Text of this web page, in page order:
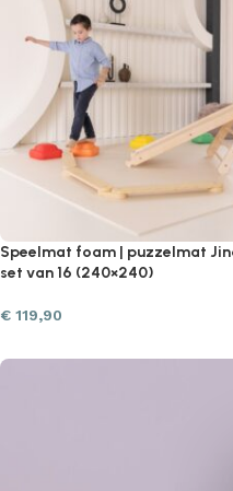
Speelmat foam | puzzelmat
set van 16 (240×240)
€ 119,90